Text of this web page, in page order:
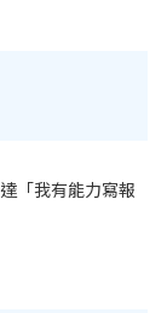
「我有能力寫報